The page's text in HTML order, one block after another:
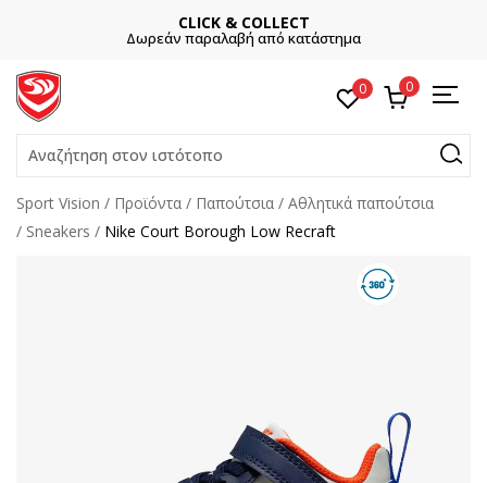
CLICK & COLLECT
Δωρεάν παραλαβή από κατάστημα
0 0
Αναζήτηση στον ιστότοπο
Sport Vision Προϊόντα Παπούτσια
Αθλητικά παπούτσια
Sneakers
Nike Court Borough Low Recraft